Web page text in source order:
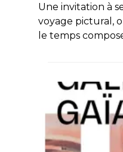
Une invitation à
voyage pictural,
le temps